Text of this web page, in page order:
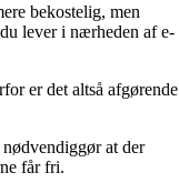
bekostelig, men
lever i nærheden af e-
er det altså afgørende
at der
får fri.